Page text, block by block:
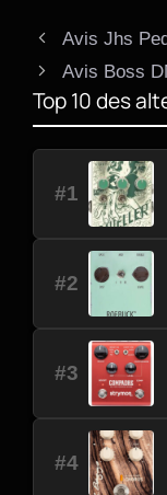
Avis Jhs
Avis Boss
Top 10 des
#1
#2
#3
#4